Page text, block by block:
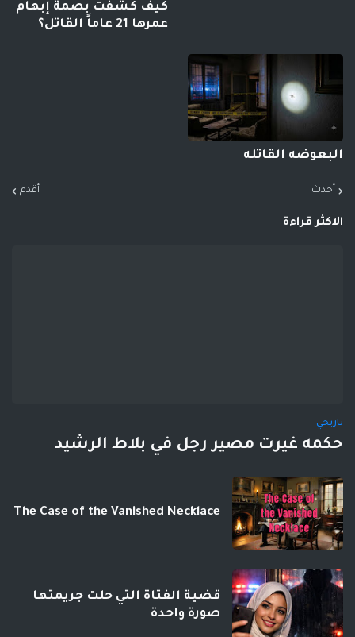
كيف كشفت بصمة إبهام
عمرها 21 عاماً القاتل؟
البعوضه القاتله
أحدث أقدم
الاكثر قراءة
تاريخي
حكمه غيرت مصير رجل في بلاط الرشيد
The Case of the Vanished Necklace
قضية الفتاة التي حلت جريمتها
صورة واحدة